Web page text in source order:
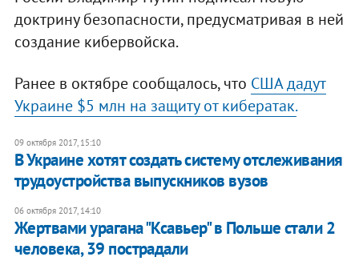
доктрину безопасности, предусматривая в ней
создание кибервойска.
Ранее в октябре сообщалось, что США дадут
Украине $5 млн на защиту от кибератак.
09 октября 2017, 15:10
В Украине хотят создать систему отслеживания
трудоустройства выпускников вузов
06 октября 2017, 14:10
Жертвами урагана "Ксавьер" в Польше стали 2
человека, 39 пострадали